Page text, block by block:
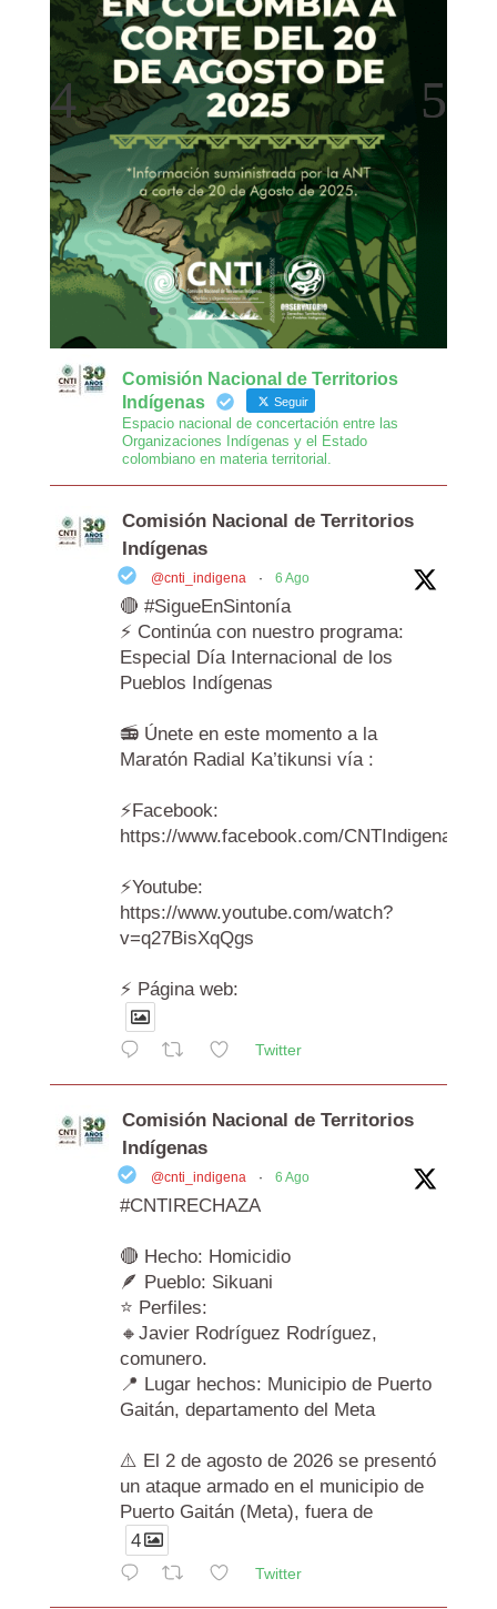
Comisión Nacional de Territorios
Indígenas
Seguir
Espacio nacional de concertación entre las
Organizaciones Indígenas y el Estado
colombiano en materia territorial.
Comisión Nacional de Territorios
Indígenas
@cnti_indigena · 6 Ago
🔴 #SigueEnSintonía
⚡️ Continúa con nuestro programa:
Especial Día Internacional de los
Pueblos Indígenas
📻 Únete en este momento a la
Maratón Radial Ka’tikunsi vía :
⚡️Facebook:
https://www.facebook.com/CNTIndigenas/
⚡️Youtube:
https://www.youtube.com/watch?
v=q27BisXqQgs
⚡️ Página web:
Twitter
Comisión Nacional de Territorios
Indígenas
@cnti_indigena · 6 Ago
#CNTIRECHAZA
🔴 Hecho: Homicidio
🪶 Pueblo: Sikuani
⭐ Perfiles:
🔸Javier Rodríguez Rodríguez,
comunero.
📍 Lugar hechos: Municipio de Puerto
Gaitán, departamento del Meta
⚠️ El 2 de agosto de 2026 se presentó
un ataque armado en el municipio de
Puerto Gaitán (Meta), fuera de
4
Twitter